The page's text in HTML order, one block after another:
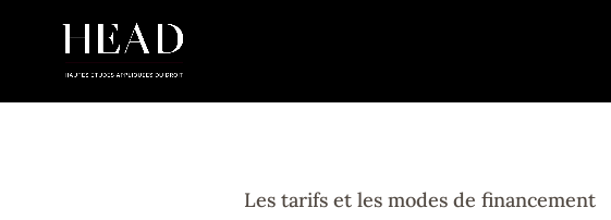
Les tarifs et les modes de financement